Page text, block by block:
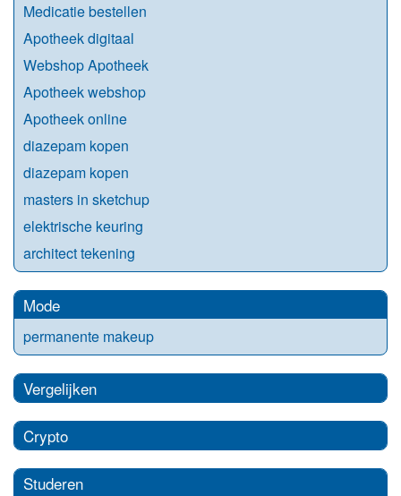
Medicatie bestellen
Apotheek digitaal
Webshop Apotheek
Apotheek webshop
Apotheek online
diazepam kopen
diazepam kopen
masters in sketchup
elektrische keuring
architect tekening
Mode
permanente makeup
Vergelijken
Crypto
Studeren